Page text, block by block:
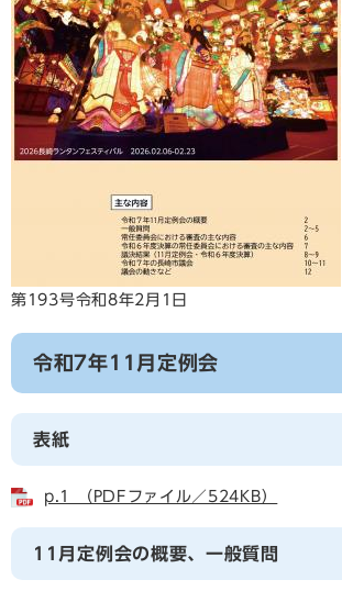
第193号令和8年2月1日
令和7年11月定例会
表紙
p.1 （PDFファイル／524KB）
11月定例会の概要、一般質問